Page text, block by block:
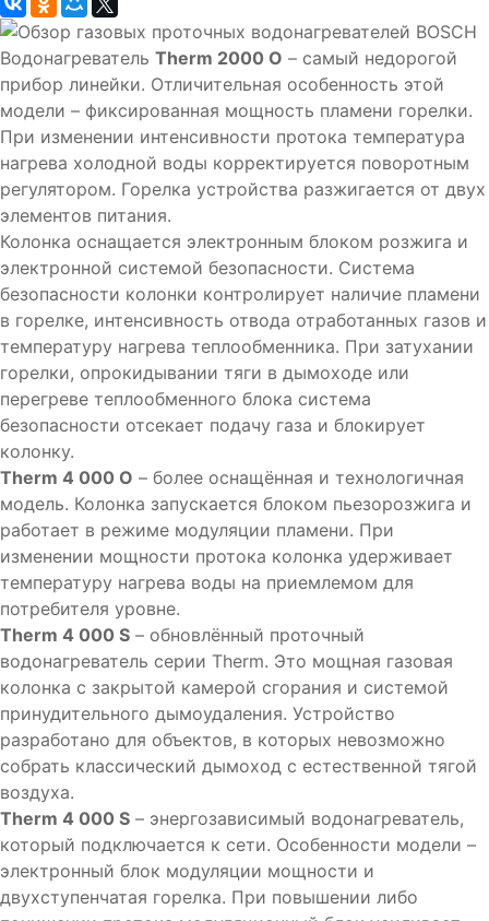
Водонагреватель Therm 2000 O – самый недорогой
прибор линейки. Отличительная особенность этой
модели – фиксированная мощность пламени горелки.
При изменении интенсивности протока температура
нагрева холодной воды корректируется поворотным
регулятором. Горелка устройства разжигается от двух
элементов питания.
Колонка оснащается электронным блоком розжига и
электронной системой безопасности. Система
безопасности колонки контролирует наличие пламени
в горелке, интенсивность отвода отработанных газов и
температуру нагрева теплообменника. При затухании
горелки, опрокидывании тяги в дымоходе или
перегреве теплообменного блока система
безопасности отсекает подачу газа и блокирует
колонку.
Therm 4 000 O – более оснащённая и технологичная
модель. Колонка запускается блоком пьезорозжига и
работает в режиме модуляции пламени. При
изменении мощности протока колонка удерживает
температуру нагрева воды на приемлемом для
потребителя уровне.
Therm 4 000 S – обновлённый проточный
водонагреватель серии Therm. Это мощная газовая
колонка с закрытой камерой сгорания и системой
принудительного дымоудаления. Устройство
разработано для объектов, в которых невозможно
собрать классический дымоход с естественной тягой
воздуха.
Therm 4 000 S – энергозависимый водонагреватель,
который подключается к сети. Особенности модели –
электронный блок модуляции мощности и
двухступенчатая горелка. При повышении либо